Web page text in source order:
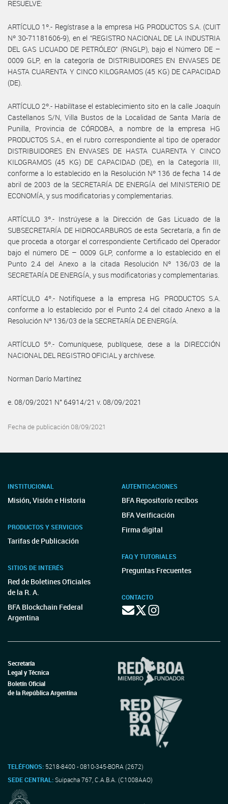
RESUELVE:
ARTÍCULO 1º.- Regístrase a la empresa HG PRODUCTOS S.A. (CUIT
Nº 30-71181606-9), en el “REGISTRO NACIONAL DE LA INDUSTRIA
DEL GAS LICUADO DE PETRÓLEO” (RNGLP), bajo el Número DE –
0009 GLP, en la categoría de DISTRIBUIDORES EN ENVASES DE
HASTA CUARENTA Y CINCO KILOGRAMOS (45 KG) DE CAPACIDAD
(DE).
ARTÍCULO 2º.- Habilítase el establecimiento sito en la calle Joaquín
Castellanos S/N, Villa Bustos de la Localidad de Santa María de
Punilla, Provincia de CÓRDOBA, a nombre de la empresa HG
PRODUCTOS S.A., en el rubro correspondiente al tipo de operador
DISTRIBUIDORES EN ENVASES DE HASTA CUARENTA Y CINCO
KILOGRAMOS (45 KG) DE CAPACIDAD (DE), en la Categoría III,
conforme a lo establecido en la Resolución Nº 136 de fecha 14 de
abril de 2003 de la SECRETARÍA DE ENERGÍA del MINISTERIO DE
ECONOMÍA, y sus modificatorias y complementarias.
ARTÍCULO 3º.- Instrúyese a la Dirección de Gas Licuado de la
SUBSECRETARÍA DE HIDROCARBUROS de esta Secretaría, a fin de
que proceda a otorgar el correspondiente Certificado del Operador
bajo el número DE – 0009 GLP, conforme a lo establecido en el
Punto 2.4 del Anexo a la citada Resolución Nº 136/03 de la
SECRETARÍA DE ENERGÍA, y sus modificatorias y complementarias.
ARTÍCULO 4º.- Notifíquese a la empresa HG PRODUCTOS S.A.
conforme a lo establecido por el Punto 2.4 del citado Anexo a la
Resolución Nº 136/03 de la SECRETARÍA DE ENERGÍA.
ARTÍCULO 5º.- Comuníquese, publíquese, dese a la DIRECCIÓN
NACIONAL DEL REGISTRO OFICIAL y archívese.
Norman Darío Martínez
e. 08/09/2021 N° 64914/21 v. 08/09/2021
Fecha de publicación 08/09/2021
INSTITUCIONAL
Misión, Visión e Historia
PRODUCTOS Y SERVICIOS
Tarifas de Publicación
SITIOS DE INTERÉS
Red de Boletines Oficiales
de la R. A.
BFA Blockchain Federal
Argentina
AUTENTICACIONES
BFA Repositorio recibos
BFA Verificación
Firma digital
FAQ Y TUTORIALES
Preguntas Frecuentes
CONTACTO
Secretaría
Legal y Técnica
Boletín Oficial
de la República Argentina
TELÉFONOS: 5218-8400 - 0810-345-BORA (2672)
SEDE CENTRAL:Suipacha 767, C.A.B.A. (C1008AAO)